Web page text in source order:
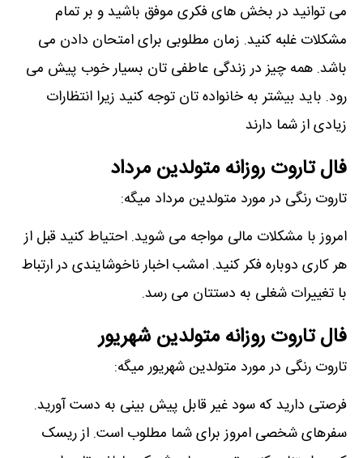
می توانید در بخش های فکری موفق باشید و بر تمام
مشکلات غلبه کنید. زمان مطلوبی برای امتحان دادن می
باشد. همه چیز در زندگی عاطفی تان بسیار خوب پیش می
رود. باید بیشتر به خانواده تان توجه کنید زیرا انتظارات
زیادی از شما دارند
فال تاروت روزانه متولدین مرداد
تاروت رنگی در مورد متولدین مرداد میگه:
امروز با مشکلات مالی مواجه می شوید. احتیاط کنید قبل از
هر کاری دوباره فکر کنید. امشب اخبار ناخوشایندی در ارتباط
با تغییرات شغلی به دستتان می رسد.
فال تاروت روزانه متولدین شهریور
تاروت رنگی در مورد متولدین شهریور میگه:
فرصتی دارید که سود غیر قابل پیش بینی به دست آورید.
سفرهای شخصی امروز برای شما مطلوب است. از ریسک